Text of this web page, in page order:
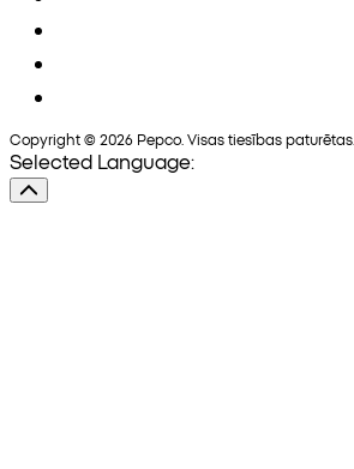
Copyright © 2026 Pepco. Visas tiesības paturētas.
Selected Language: